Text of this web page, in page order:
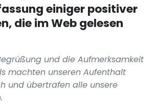
einiger positiver
die im Web gelesen
und die Aufmerksamkeit
machten unseren Aufenthalt
und übertrafen alle unsere